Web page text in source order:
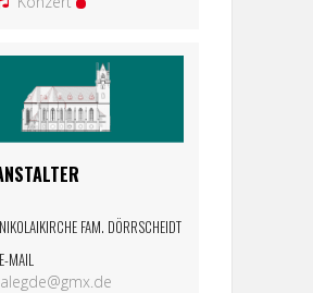
NIKOLAIKIRCHE FAM. DÖRRSCHEIDT
E-MAIL
alegde@gmx.de